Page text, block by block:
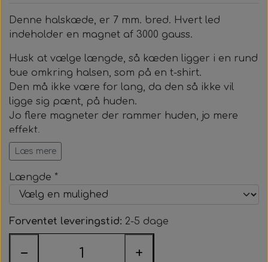
Medaljoner og læderkæde
Læderkæde
Magnetknæbind med faste magneter
Magnetsåler
Magnethjerte/magnet til at sætte på tøjet
Sneakersvask
Opslagsbog om allergier
Denne halskæde, er 7 mm. bred. Hvert led
indeholder en magnet af 3000 gauss.
Husk at vælge længde, så kæden ligger i en rund
bue omkring halsen, som på en t-shirt.
Den må ikke være for lang, da den så ikke vil
ligge sig pænt, på huden.
Jo flere magneter der rammer huden, jo mere
effekt.
Alle kæder er med oplukkelig lås og skal ikke over
Smykkerne må bæres 24 timer i døgnet.
Læs mere
Længde *
Forventet leveringstid: 2-5 dage
− +